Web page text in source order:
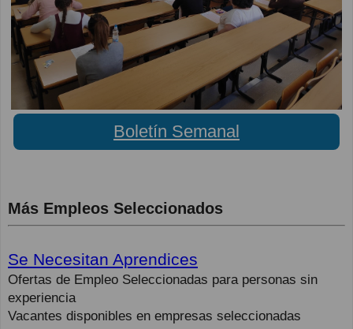
Boletín Semanal
Más Empleos Seleccionados
Se Necesitan Aprendices
Ofertas de Empleo Seleccionadas para personas sin
experiencia
Vacantes disponibles en empresas seleccionadas